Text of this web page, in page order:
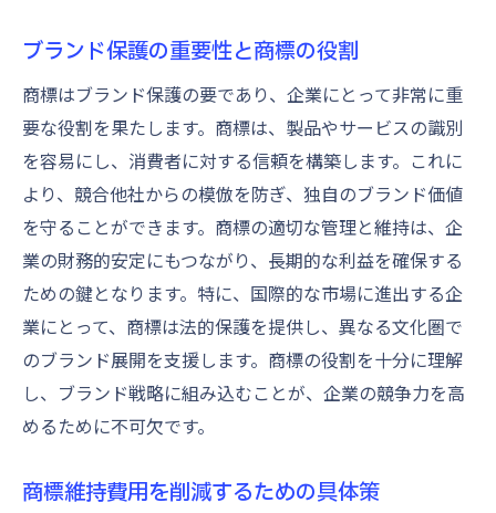
商標登録後に必要な維持費用の理解
維持費用軽減のための具体的なステップ
商標使用状況の定期的な確認の重要性
不要な商標の整理と維持費用削減
商標維持費用を見直すための実践的手法
企業の財務計画に基づく商標維持費用の軽
減
商標維持費用の管理で企業の財務負担を最小限
に
財務負担を減らす商標維持費用管理の技術
商標維持費用を最小化するための費用対策
商標維持コストを抑えるための財務計画
ブランド保護の重要性と商標の役割
商標はブランド保護の要であり、企業にとって非常に重
要な役割を果たします。商標は、製品やサービスの識別
を容易にし、消費者に対する信頼を構築します。これに
より、競合他社からの模倣を防ぎ、独自のブランド価値
を守ることができます。商標の適切な管理と維持は、企
業の財務的安定にもつながり、長期的な利益を確保する
ための鍵となります。特に、国際的な市場に進出する企
業にとって、商標は法的保護を提供し、異なる文化圏で
のブランド展開を支援します。商標の役割を十分に理解
し、ブランド戦略に組み込むことが、企業の競争力を高
めるために不可欠です。
商標維持費用を削減するための具体策